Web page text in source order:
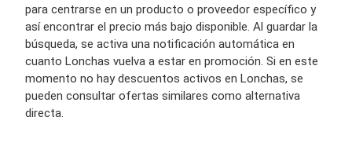
para centrarse en un producto o proveedor específico y
así encontrar el precio más bajo disponible. Al guardar la
búsqueda, se activa una notificación automática en
cuanto Lonchas vuelva a estar en promoción. Si en este
momento no hay descuentos activos en Lonchas, se
pueden consultar ofertas similares como alternativa
directa.